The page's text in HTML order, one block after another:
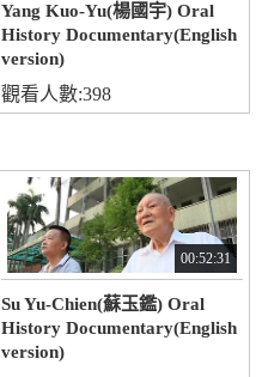
Yang Kuo-Yu(楊國宇) Oral
History Documentary(English
version)
觀看人數:398
00:52:31
Su Yu-Chien(蘇玉鑑) Oral
History Documentary(English
version)